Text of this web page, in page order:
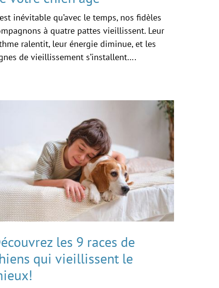
inévitable qu’avec le temps, nos fidèles
à quatre pattes vieillissent. Leur
ralentit, leur énergie diminue, et les
de vieillissement s’installent….
les 9 races de
qui vieillissent le